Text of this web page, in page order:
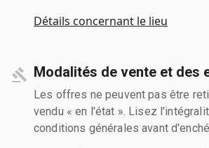
Détails concernant le lieu
Modalités de vente et des
Les offres ne peuvent pas être
vendu « en l'état ». Lisez
conditions générales avant